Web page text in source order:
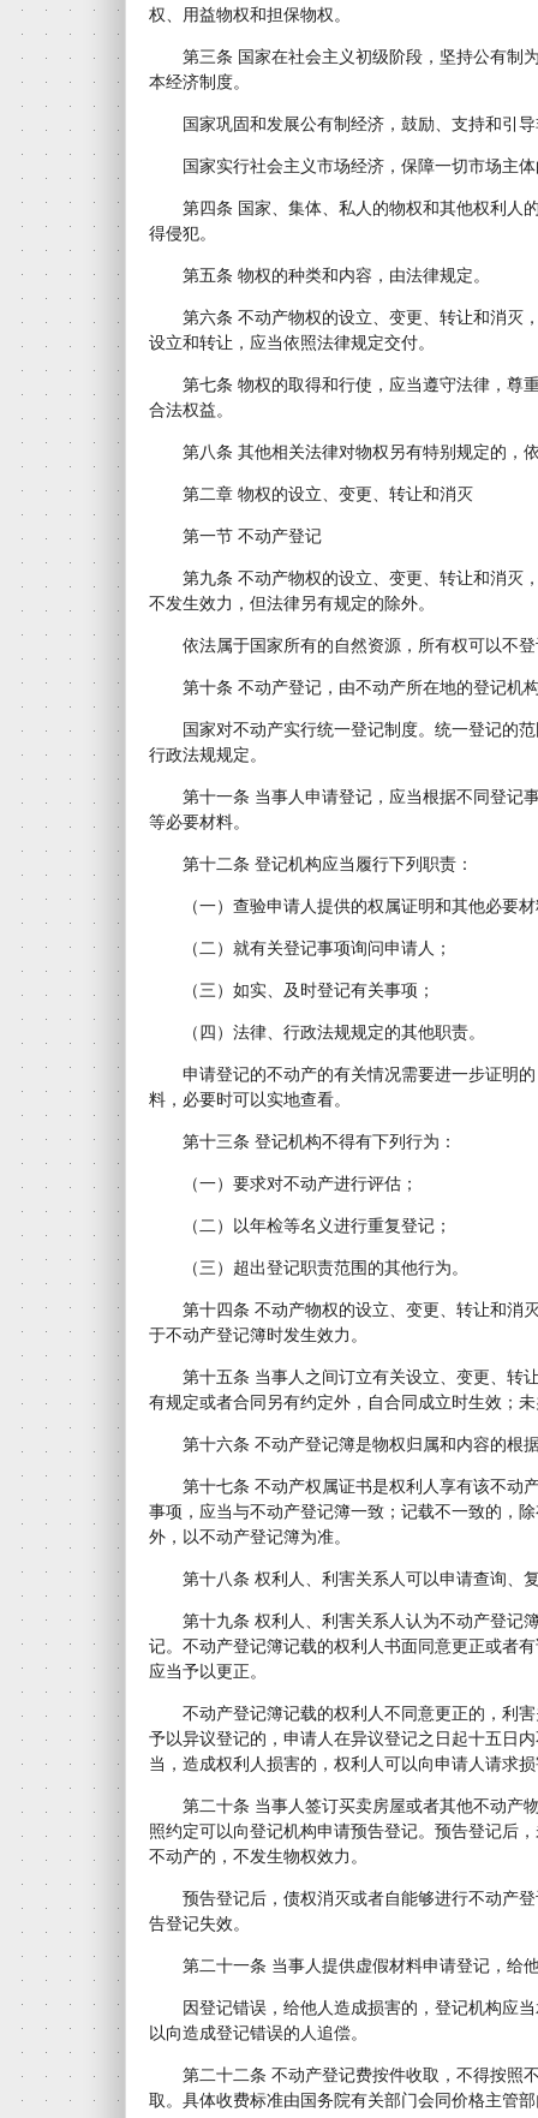
权、用益物权和担保物权。
第三条 国家在社会主义初级阶段，坚持公有制
本经济制度。
国家巩固和发展公有制经济，鼓励、支持和引导
国家实行社会主义市场经济，保障一切市场主体
第四条 国家、集体、私人的物权和其他权利人
得侵犯。
第五条 物权的种类和内容，由法律规定。
第六条 不动产物权的设立、变更、转让和消灭
设立和转让，应当依照法律规定交付。
第七条 物权的取得和行使，应当遵守法律，尊
合法权益。
第八条 其他相关法律对物权另有特别规定的，
第二章 物权的设立、变更、转让和消灭
第一节 不动产登记
第九条 不动产物权的设立、变更、转让和消灭
不发生效力，但法律另有规定的除外。
依法属于国家所有的自然资源，所有权可以不登
第十条 不动产登记，由不动产所在地的登记机
国家对不动产实行统一登记制度。统一登记的范
行政法规规定。
第十一条 当事人申请登记，应当根据不同登记
等必要材料。
第十二条 登记机构应当履行下列职责：
（一）查验申请人提供的权属证明和其他必要材
（二）就有关登记事项询问申请人；
（三）如实、及时登记有关事项；
（四）法律、行政法规规定的其他职责。
申请登记的不动产的有关情况需要进一步证明的
料，必要时可以实地查看。
第十三条 登记机构不得有下列行为：
（一）要求对不动产进行评估；
（二）以年检等名义进行重复登记；
（三）超出登记职责范围的其他行为。
第十四条 不动产物权的设立、变更、转让和消
于不动产登记簿时发生效力。
第十五条 当事人之间订立有关设立、变更、转
有规定或者合同另有约定外，自合同成立时生效；
第十六条 不动产登记簿是物权归属和内容的根
第十七条 不动产权属证书是权利人享有该不动
事项，应当与不动产登记簿一致；记载不一致的，
外，以不动产登记簿为准。
第十八条 权利人、利害关系人可以申请查询、
第十九条 权利人、利害关系人认为不动产登记
记。不动产登记簿记载的权利人书面同意更正或者
应当予以更正。
不动产登记簿记载的权利人不同意更正的，利害
予以异议登记的，申请人在异议登记之日起十五日
当，造成权利人损害的，权利人可以向申请人请求
第二十条 当事人签订买卖房屋或者其他不动产
照约定可以向登记机构申请预告登记。预告登记后
不动产的，不发生物权效力。
预告登记后，债权消灭或者自能够进行不动产登
告登记失效。
第二十一条 当事人提供虚假材料申请登记，给
因登记错误，给他人造成损害的，登记机构应当
以向造成登记错误的人追偿。
第二十二条 不动产登记费按件收取，不得按照
取。具体收费标准由国务院有关部门会同价格主管